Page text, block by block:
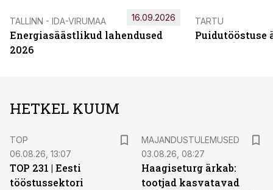
TALLINN - IDA-VIRUMAA
Energiasäästlikud lahendused
2026
16.09.2026 TARTU
Puidutööstuse
HETKEL KUUM
TOP
06.08.26, 13:07
TOP 231 | Eesti
tööstussektori
MAJANDUSTULEMUSED
03.08.26, 08:27
Haagiseturg ärkab:
tootjad kasvatavad